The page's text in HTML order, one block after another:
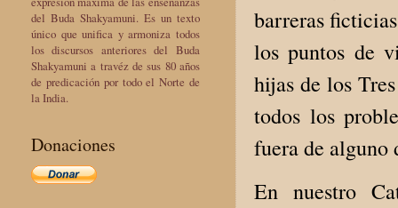
barreras
los puntos de
hijas de los
todos los
fuera de
En nuestro
del Buda Shakyamuni. Es un texto
único que unifica y armoniza todos
los discursos anteriores del Buda
Shakyamuni a travéz de sus 80 años
de predicación por todo el Norte de
la India.
Donaciones